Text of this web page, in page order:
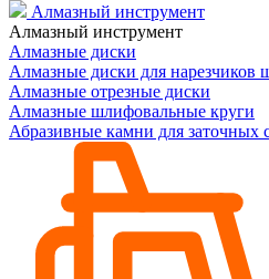
Алмазный инструмент
Алмазный инструмент
Алмазные диски
Алмазные диски для нарезчиков
Алмазные отрезные диски
Алмазные шлифовальные круги
Абразивные камни для заточных